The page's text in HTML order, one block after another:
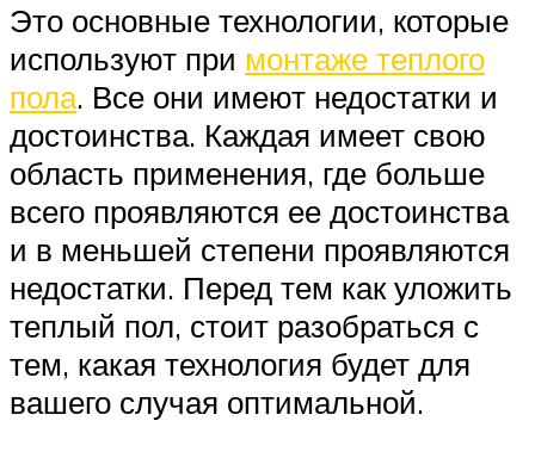
Это основные технологии, которые
используют при монтаже теплого
пола. Все они имеют недостатки и
достоинства. Каждая имеет свою
область применения, где больше
всего проявляются ее достоинства
и в меньшей степени проявляются
недостатки. Перед тем как уложить
теплый пол, стоит разобраться с
тем, какая технология будет для
вашего случая оптимальной.